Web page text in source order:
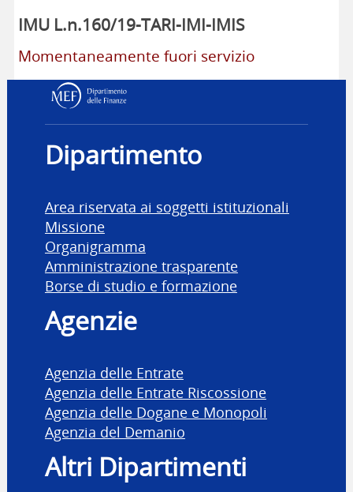
IMU L.n.160/19-TARI-IMI-IMIS
Momentaneamente fuori servizio
Dipartimento delle
Dipartimento
Area riservata ai soggetti istituzionali
Missione
Organigramma
Amministrazione trasparente
Borse di studio e formazione
Agenzie
Agenzia delle Entrate
Agenzia delle Entrate Riscossione
Agenzia delle Dogane e Monopoli
Agenzia del Demanio
Altri Dipartimenti